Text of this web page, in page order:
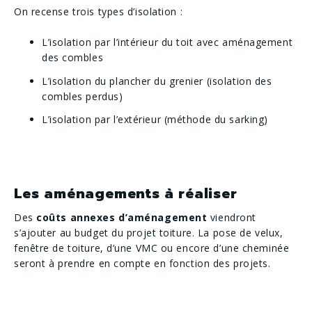
On recense trois types d’isolation :
L’isolation par l’intérieur du toit avec aménagement
des combles
L’isolation du plancher du grenier (isolation des
combles perdus)
L’isolation par l’extérieur (méthode du sarking)
Les aménagements à réaliser
Des coûts annexes d’aménagement viendront
s’ajouter au budget du projet toiture. La pose de velux,
fenêtre de toiture, d’une VMC ou encore d’une cheminée
seront à prendre en compte en fonction des projets.